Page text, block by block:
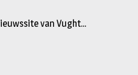
van Vught...